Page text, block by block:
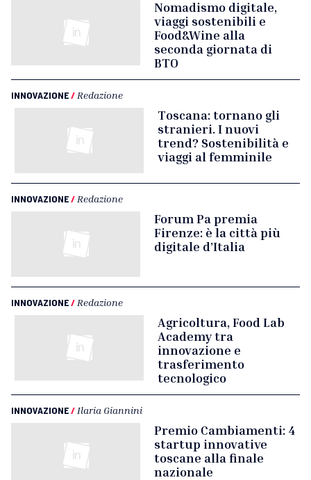
Nomadismo digitale,
viaggi sostenibili e
Food&Wine alla
seconda giornata di
BTO
INNOVAZIONE/ Redazione
Toscana: tornano gli
stranieri. I nuovi
trend? Sostenibilità e
viaggi al femminile
INNOVAZIONE/ Redazione
Forum Pa premia
Firenze: è la città più
digitale d’Italia
INNOVAZIONE/ Redazione
Agricoltura, Food Lab
Academy tra
innovazione e
trasferimento
tecnologico
INNOVAZIONE/ Ilaria Giannini
Premio Cambiamenti: 4
startup innovative
toscane alla finale
nazionale